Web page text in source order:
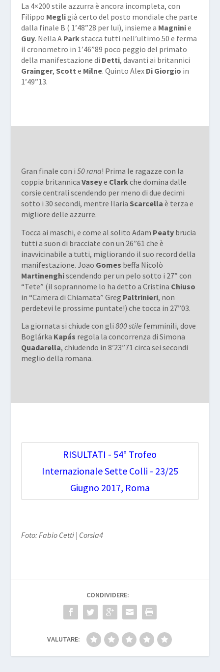
La 4×200 stile azzurra è ancora incompleta, con
Filippo Megligià certo del posto mondiale che parte
dalla finale B ( 1’48”28 per lui), insieme a Magninie
Guy. Nella A Parkstacca tutti nell’ultimo 50 e ferma
il cronometro in 1’46”89 poco peggio del primato
della manifestazione di Detti, davanti ai britannici
Grainger, Scott e Milne. Quinto Alex Di Giorgio in
1’49”13.
Gran finale con i 50 rana! Prima le ragazze con la
coppia britannica Vaseye Clarkche domina dalle
corsie centrali scendendo per meno di due decimi
sotto i 30 secondi, mentre Ilaria Scarcella è terza e
migliore delle azzurre.
Tocca ai maschi, e come al solito Adam Peatybrucia
tutti a suon di bracciate con un 26”61 che è
inavvicinabile a tutti, migliorando il suo record della
manifestazione. Joao Gomes beffa Nicolò
Martinenghiscendendo per un pelo sotto i 27” con
“Tete” (il soprannome lo ha detto a Cristina Chiuso
in “Camera di Chiamata” Greg Paltrinieri, non
perdetevi le prossime puntate!) che tocca in 27”03.
La giornata si chiude con gli 800 stile femminili, dove
Boglárka Kapás regola la concorrenza di Simona
Quadarella, chiudendo in 8’23”71 circa sei secondi
meglio della romana.
RISULTATI - 54° Trofeo
Internazionale Sette Colli - 23/25
Giugno 2017, Roma
Foto: Fabio Cetti | Corsia4
CONDIVIDERE:
VALUTARE: